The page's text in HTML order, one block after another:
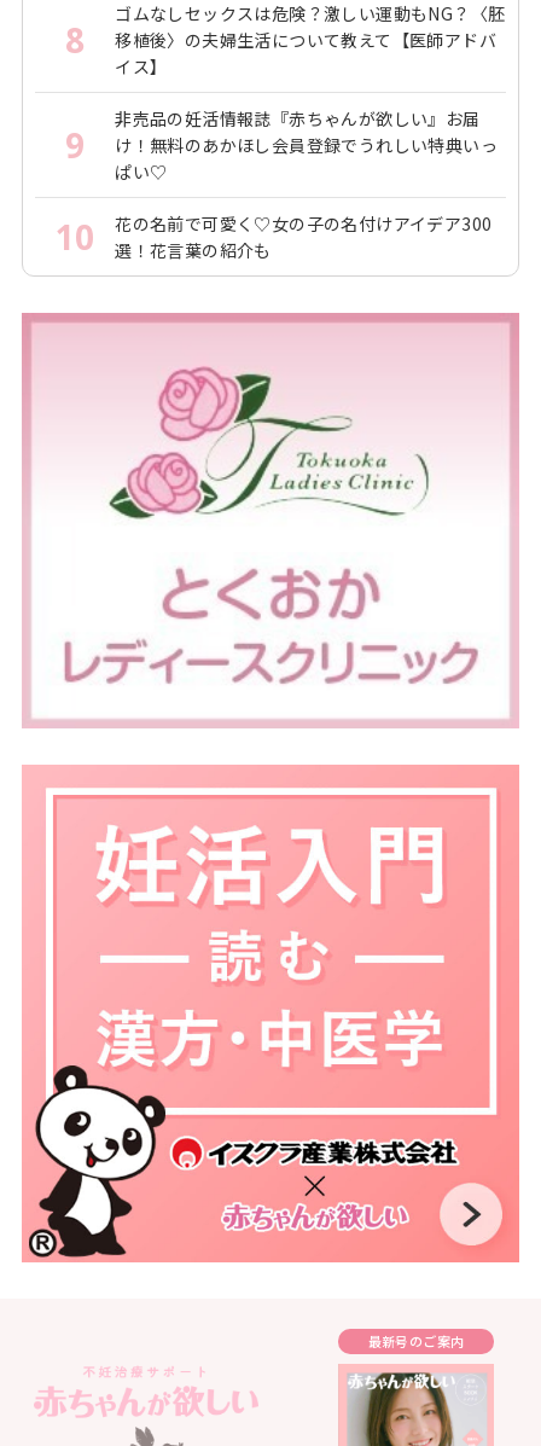
8
ゴムなしセックスは危険？激しい運動もNG？〈胚
移植後〉の夫婦生活について教えて【医師アドバ
イス】
9
非売品の妊活情報誌『赤ちゃんが欲しい』お届
け！無料のあかほし会員登録でうれしい特典いっ
ぱい♡
10
花の名前で可愛く♡女の子の名付けアイデア300
選！花言葉の紹介も
最新号のご案内